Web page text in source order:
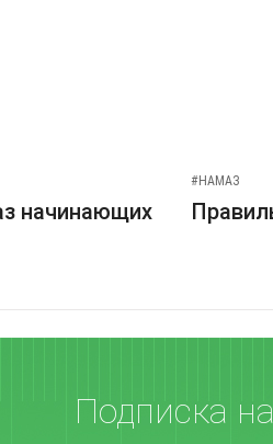
начинающих
#НАМАЗ
Подписка